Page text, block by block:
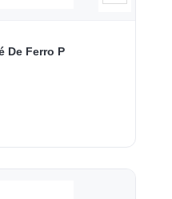
De Ferro P